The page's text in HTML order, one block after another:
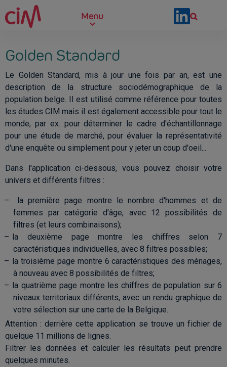
Skip to main content
Menu
Golden Standard
Le Golden Standard, mis à jour une fois par an, est une
description de la structure sociodémographique de la
population belge. Il est utilisé comme référence pour toutes
les études CIM mais il est également accessible pour tout le
monde, par ex. pour déterminer le cadre d'échantillonnage
pour une étude de marché, pour évaluer la représentativité
d'une enquête ou simplement pour y jeter un coup d'oeil...
Dans l'application ci-dessous, vous pouvez choisir votre
univers et différents filtres :
la première page montre le nombre d'hommes et de
femmes par catégorie d'âge, avec 12 possibilités de
filtres (et leurs combinaisons);
la deuxième page montre les chiffres selon 7
caractéristiques individuelles, avec 8 filtres possibles;
la troisième page montre 6 caractéristiques des ménages,
à nouveau avec 8 possibilités de filtres;
la quatrième page montre les chiffres de population sur 6
niveaux territoriaux différents, avec un rendu graphique de
votre sélection sur une carte de la Belgique.
Attention :derrière cette application se trouve un fichier de
quelque 11 millions de lignes.
Filtrer les données et calculer les résultats peut prendre
quelques minutes.